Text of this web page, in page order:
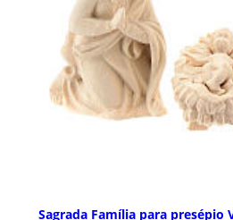
Sagrada Família para presépio